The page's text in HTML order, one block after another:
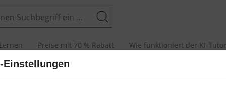
Suchen
Preise mit 70 % Rabatt Wie funktioniert der KI-Tutor
Einstellungen